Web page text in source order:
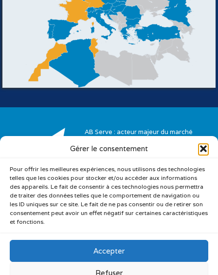
Gérer le consentement
Pour offrir les meilleures expériences, nous utilisons des technologies
telles que les cookies pour stocker et/ou accéder aux informations
des appareils. Le fait de consentir à ces technologies nous permettra
de traiter des données telles que le comportement de navigation ou
les ID uniques sur ce site. Le fait de ne pas consentir ou de retirer son
consentement peut avoir un effet négatif sur certaines caractéristiques
et fonctions.
Accepter
Refuser
AB Serve : acteur majeur du marché